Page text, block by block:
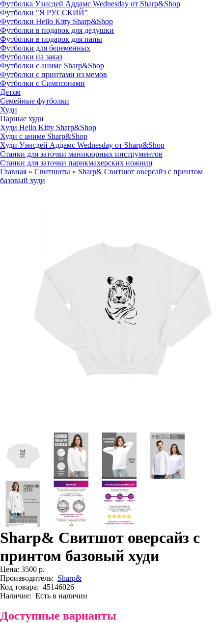
Футболка Уэнсдей Аддамс Wednesday от Sharp&Shop
Футболки "Я РУССКИЙ"
Футболки Hello Kitty Sharp&Shop
Футболки в подарок для дедушки
Футболки в подарок для папы
Футболки для беременных
Футболки на заказ
Футболки с аниме Sharp&Shop
Футболки с принтами из мемов
Футболки с Симпсонами
Детям
Семейные футболки
Худи
Парные худи
Худи Hello Kitty Sharp&Shop
Худи с аниме Sharp&Shop
Худи Уэнсдей Аддамс Wednesday от Sharp&Shop
Станки для заточки маникюрных инструментов
Станки для заточки парикмахерских ножниц
Главная » Свитшоты » Sharp& Свитшот оверсайз с принтом
базовый худи
Sharp& Свитшот оверсайз с
принтом базовый худи
Цена: 3500 р.
Производитель: Sharp&
Код товара: 45146026
Наличие: Есть в наличии
Доступные варианты